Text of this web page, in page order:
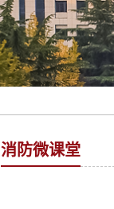
消防微课堂